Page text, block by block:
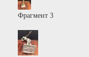
Фрагмент 3